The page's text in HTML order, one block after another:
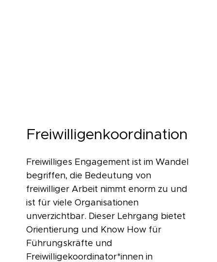
Freiwilligenkoordination
Freiwilliges Engagement ist im Wandel
begriffen, die Bedeutung von
freiwilliger Arbeit nimmt enorm zu und
ist für viele Organisationen
unverzichtbar. Dieser Lehrgang bietet
Orientierung und Know How für
Führungskräfte und
Freiwilligekoordinator*innen in